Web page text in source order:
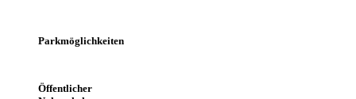
Parkmöglichkeiten
Öffentlicher